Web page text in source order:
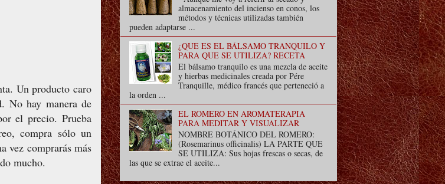
Un producto caro
No hay manera de
el precio. Prueba
compra sólo un
vez comprarás más
mucho.
almacenamiento del incienso en conos, los
métodos y técnicas utilizadas también
pueden adaptarse ...
¿QUE ES EL BÁLSAMO TRANQUILO Y
PARA QUE SE UTILIZA? RECETA
El bálsamo tranquilo es una mezcla de aceite
y hierbas medicinales creada por Pére
Tranquille, médico francés que perteneció a
la orden ...
EL ROMERO EN AROMATERAPIA
PARA MEDITAR Y VISUALIZAR
NOMBRE BOTÁNICO DEL ROMERO:
(Rosemarinus officinalis) LA PARTE QUE
SE UTILIZA: Sus hojas frescas o secas, de
las que se extrae el aceite...